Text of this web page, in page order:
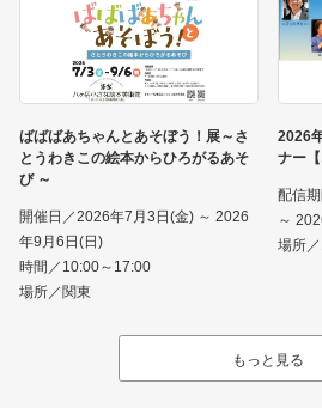
ばばばあちゃんとあそぼう！展～さ
とうわきこの絵本からひろがるあそ
び ～
開催日／2026年7月3日(金) ～ 2026
年9月6日(日)
時間／10:00～17:00
場所／関東
2026
ナー【
配信
～
場所
もっと見る